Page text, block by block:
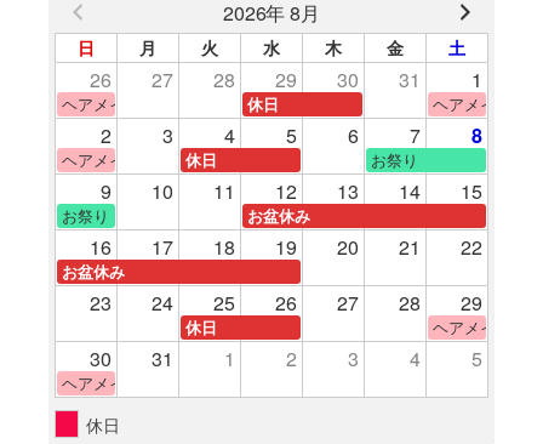
2026年 8月
日 月 火 水 木 金 土
26 27 28 29 30 31 1
ヘアメイク体験 休日 ヘアメイク体験
2 3 4 5 6 7 8
ヘアメイク体験 休日 お祭り
9 10 11 12 13 14 15
お祭り お盆休み
16 17 18 19 20 21 22
お盆休み
23 24 25 26 27 28 29
休日 ヘアメイク体験
30 31 1 2 3 4 5
ヘアメイク体験
休日